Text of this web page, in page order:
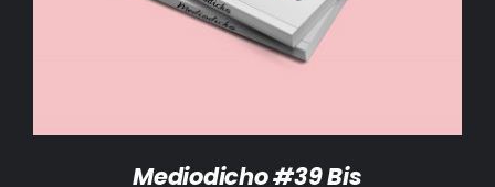
Mediodicho #39 Bis